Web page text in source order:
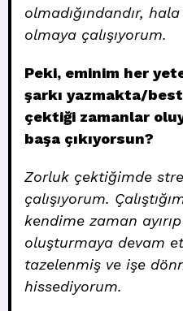
olmadığındandır,
olmaya çalışıyorum.
Peki, eminim her
şarkı yazmakta/
çektiği zamanlar
başa çıkıyorsun?
Zorluk çektiğimde
çalışıyorum.
kendime zaman
oluşturmaya devam
tazelenmiş ve işe
hissediyorum.